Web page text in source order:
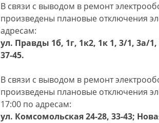
В связи с выводом в ремонт
произведены плановые отключения
адресам:
ул. Правды 1б, 1г, 1к2, 1к 1, 3/1, 3а/
37-45.
В связи с выводом в ремонт
произведены плановые отключения
17:00 по адресам:
ул. Комсомольская 24-28, 33-43;